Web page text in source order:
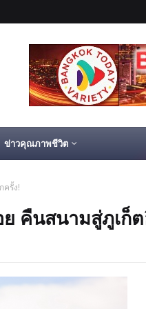
ข่าวคุณภาพชีวิต
ครั้ง!
คืนสนามสู่ภูเก็